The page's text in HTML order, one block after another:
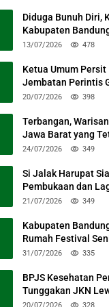
Diduga Bunuh Diri,
Kabupaten
Permohonan Maaf
13/07/2026 478
Ketua Umum Persit
Jembatan Perintis
Simbol
20/07/2026 398
Terbangan,
Jawa Barat yang
Kabupaten Bandung
24/07/2026 349
Si Jalak Harupat
Pembukaan dan
Presiden 2026
21/07/2026 349
Kabupaten
Rumah Festival
Nasional
31/07/2026 335
BPJS Kesehatan
Tunggakan JKN
20/07/2026 328